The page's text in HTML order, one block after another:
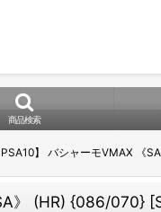
商品検索
PSA10】 バシャーモVMAX 《
》 (HR) {086/070}